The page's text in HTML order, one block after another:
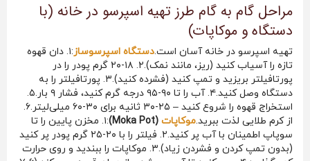
مراحل گام به گام طرز تهیه اسپرسو در خانه (با
دستگاه و موکاپات)
تهیه اسپرسو در خانه آسان است.دستگاه اسپرسوساز :۱. دان قهوه
تازه را آسیاب کنید (ریز، مانند نمک).۲. ۱۸-۲۰ گرم پودر را در
پورتافیلتر بریزید و تمپ کنید (فشرده کنید).۳. پورتافیلتر را به
دستگاه وصل کنید.۴. آب را تا ۹۰-۹۵ درجه گرم کنید، فشار ۹ بار.۵.
استخراج قهوه را شروع کنید – ۲۵-۳۰ ثانیه برای ۳۰-۶۰ میلی‌لیتر.۶.
از کرم طلایی لذت ببرید.موکاپات (Moka Pot)
:۱. مخزن پایین را تا
سوپاپ اطمینان با آب پر کنید.۲. فیلتر را با ۲۰-۲۵ گرم پودر پر کنید
(بدون تمپ کردن و فشردن زیاد).۳. موکاپات را ببندید و روی حرارت